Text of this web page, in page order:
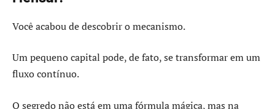
Você acabou de descobrir o mecanismo.
Um pequeno capital pode, de fato, se transformar em um
fluxo contínuo.
O segredo não está em uma fórmula mágica, mas na